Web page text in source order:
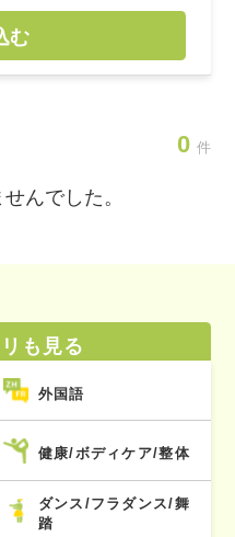
む
0 件
んでした。
も見る
外国語
健康/ボディケア/整体
ダンス/フラダンス/舞
踏